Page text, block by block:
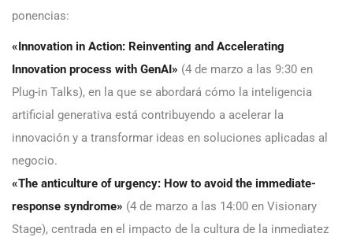
ponencias:
«Innovation in Action: Reinventing and Accelerating
Innovation process with GenAI» (4 de marzo a las 9:30 en
Plug-in Talks), en la que se abordará cómo la inteligencia
artificial generativa está contribuyendo a acelerar la
innovación y a transformar ideas en soluciones aplicadas al
negocio.
«The anticulture of urgency: How to avoid the immediate-
response syndrome» (4 de marzo a las 14:00 en Visionary
Stage), centrada en el impacto de la cultura de la inmediatez